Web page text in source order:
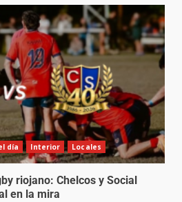
día Interior Locales
riojano: Chelcos y Social
en la mira